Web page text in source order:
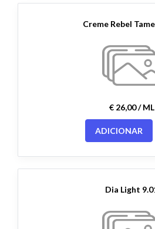
Creme Rebel
€ 26,00 / ML
ADICIONAR
Dia Light